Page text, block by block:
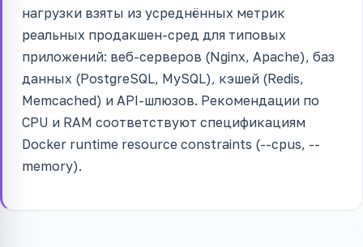
нагрузки взяты из усреднённых метрик
реальных продакшен-сред для типовых
приложений: веб-серверов (Nginx, Apache), баз
данных (PostgreSQL, MySQL), кэшей (Redis,
Memcached) и API-шлюзов. Рекомендации по
CPU и RAM соответствуют спецификациям
Docker runtime resource constraints (--cpus, --
memory).